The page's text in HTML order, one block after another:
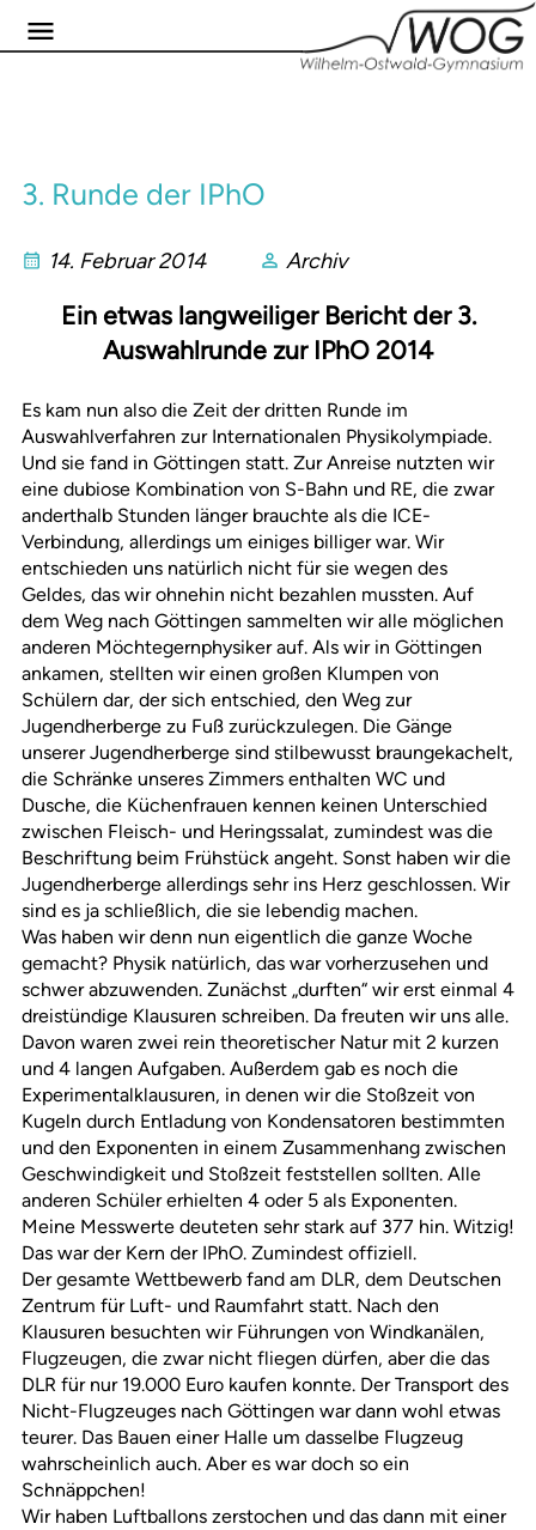
3. Runde der IPhO
14. Februar 2014 Archiv
Ein etwas langweiliger Bericht der 3.
Auswahlrunde zur IPhO 2014
Es kam nun also die Zeit der dritten Runde im
Auswahlverfahren zur Internationalen Physikolympiade.
Und sie fand in Göttingen statt. Zur Anreise nutzten wir
eine dubiose Kombination von S-Bahn und RE, die zwar
anderthalb Stunden länger brauchte als die ICE-
Verbindung, allerdings um einiges billiger war. Wir
entschieden uns natürlich nicht für sie wegen des
Geldes, das wir ohnehin nicht bezahlen mussten. Auf
dem Weg nach Göttingen sammelten wir alle möglichen
anderen Möchtegernphysiker auf. Als wir in Göttingen
ankamen, stellten wir einen großen Klumpen von
Schülern dar, der sich entschied, den Weg zur
Jugendherberge zu Fuß zurückzulegen. Die Gänge
unserer Jugendherberge sind stilbewusst braungekachelt,
die Schränke unseres Zimmers enthalten WC und
Dusche, die Küchenfrauen kennen keinen Unterschied
zwischen Fleisch- und Heringssalat, zumindest was die
Beschriftung beim Frühstück angeht. Sonst haben wir die
Jugendherberge allerdings sehr ins Herz geschlossen. Wir
sind es ja schließlich, die sie lebendig machen.
Was haben wir denn nun eigentlich die ganze Woche
gemacht? Physik natürlich, das war vorherzusehen und
schwer abzuwenden. Zunächst „durften“ wir erst einmal 4
dreistündige Klausuren schreiben. Da freuten wir uns alle.
Davon waren zwei rein theoretischer Natur mit 2 kurzen
und 4 langen Aufgaben. Außerdem gab es noch die
Experimentalklausuren, in denen wir die Stoßzeit von
Kugeln durch Entladung von Kondensatoren bestimmten
und den Exponenten in einem Zusammenhang zwischen
Geschwindigkeit und Stoßzeit feststellen sollten. Alle
anderen Schüler erhielten 4 oder 5 als Exponenten.
Meine Messwerte deuteten sehr stark auf 377 hin. Witzig!
Das war der Kern der IPhO. Zumindest offiziell.
Der gesamte Wettbewerb fand am DLR, dem Deutschen
Zentrum für Luft- und Raumfahrt statt. Nach den
Klausuren besuchten wir Führungen von Windkanälen,
Flugzeugen, die zwar nicht fliegen dürfen, aber die das
DLR für nur 19.000 Euro kaufen konnte. Der Transport des
Nicht-Flugzeuges nach Göttingen war dann wohl etwas
teurer. Das Bauen einer Halle um dasselbe Flugzeug
wahrscheinlich auch. Aber es war doch so ein
Schnäppchen!
Wir haben Luftballons zerstochen und das dann mit einer